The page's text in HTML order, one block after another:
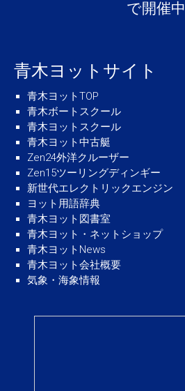
で開催中
青木ヨットサイト
青木ヨットTOP
青木ボートスクール
青木ヨットスクール
青木ヨット中古艇
Zen24外洋クルーザー
Zen15ツーリングディンギー
新世代エレクトリックエンジン
ヨット用語辞典
青木ヨット図書室
青木ヨット・ネットショップ
青木ヨットNews
青木ヨット会社概要
気象・海象情報